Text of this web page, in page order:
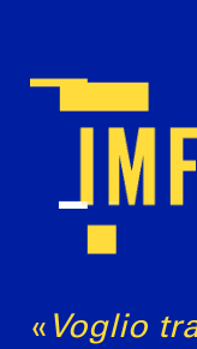
« Voglio